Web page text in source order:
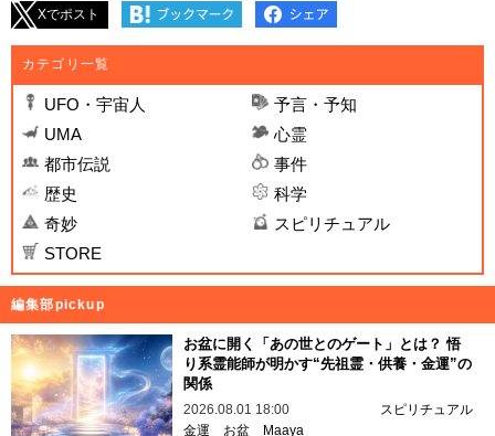
Xでポスト
カテゴリ一覧
UFO・宇宙人
予言・予知
UMA
心霊
都市伝説
事件
歴史
科学
奇妙
スピリチュアル
STORE
編集部pickup
お盆に開く「あの世とのゲート」とは？ 悟
り系霊能師が明かす“先祖霊・供養・金運”の
関係
2026.08.01 18:00
スピリチュアル
金運
お盆
Maaya